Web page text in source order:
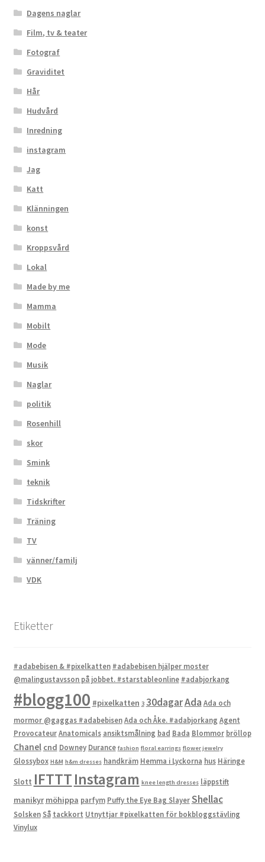
Dagens naglar
Film, tv & teater
Fotograf
Graviditet
Hår
Hudvård
Inredning
instagram
Jag
Katt
Klänningen
konst
Kroppsvård
Lokal
Made by me
Mamma
Mobilt
Mode
Musik
Naglar
politik
Rosenhill
skor
Smink
teknik
Tidskrifter
Träning
TV
vänner/familj
VDK
Etiketter
#adabebisen & #pixelkatten #adabebisen hjälper moster
@malingustavsson på jobbet. #starstableonline #adabjorkang
#blogg100 #pixelkatten 3 30dagarAda Ada och
mormor @gaggas #adabebisenAda och Åke. #adabjorkang Agent
ProvocateurAnatomicals ansiktsmålning bad Bada Blommor bröllop
Chanel cnd Downey Durance fashion floral earrings flower jewelry
Glossybox H&M h&m dresses handkräm Hemma i Lyckorna hus Häringe
Slott IFTTTInstagram knee length dresses läppstift
manikyr möhippa parfym Puffy the Eye Bag SlayerShellac
Solsken Så tackkort Utnyttjar #pixelkatten för bokbloggstävling
Vinylux